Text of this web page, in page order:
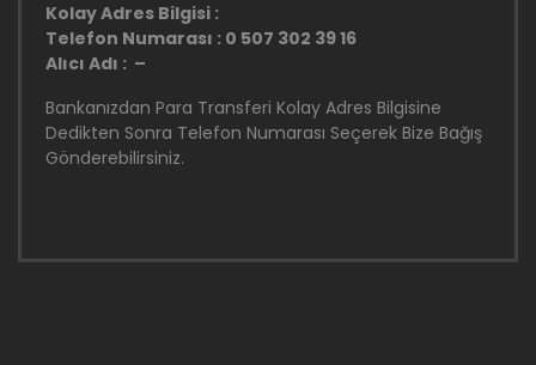
Kolay Adres Bilgisi :
Telefon Numarası : 0 507 302 39 16
Alıcı Adı : –
Bankanızdan Para Transferi Kolay Adres Bilgisine
Dedikten Sonra Telefon Numarası Seçerek Bize Bağış
Gönderebilirsiniz.